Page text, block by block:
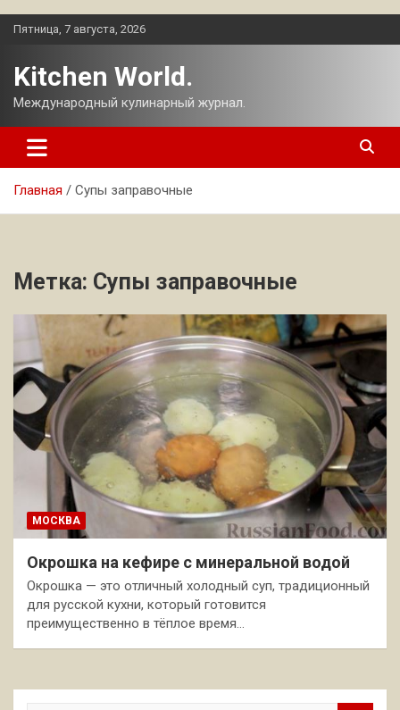
Перейти
Пятница, 7 августа, 2026
Kitchen World.
Международный кулинарный журнал.
Главная Супы заправочные
Метка: Супы заправочные
МОСКВА
Окрошка на кефире с минеральной водой
Окрошка — это отличный холодный суп, традиционный
для русской кухни, который готовится
преимущественно в тёплое время…